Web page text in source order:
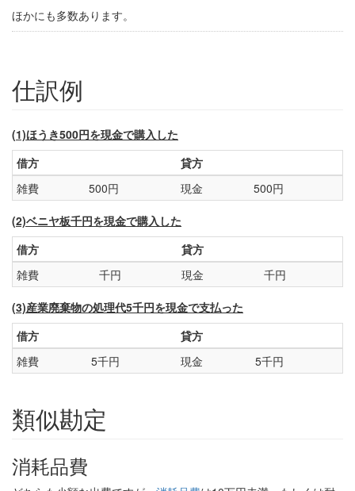
ほかにも多数あります。
仕訳例
(1)ほうき500円を現金で購入した
借方
貸方
雑費
500円 現金 500円
(2)ベニヤ板千円を現金で購入した
借方
貸方
雑費
千円 現金 千円
(3)産業廃棄物の処理代5千円を現金で支払った
借方
貸方
雑費
5千円 現金 5千円
類似勘定
消耗品費